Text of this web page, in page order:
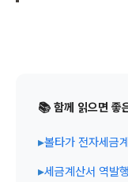
📚 함께 읽으면 좋
▸볼타가 전자세금
▸세금계산서 역발